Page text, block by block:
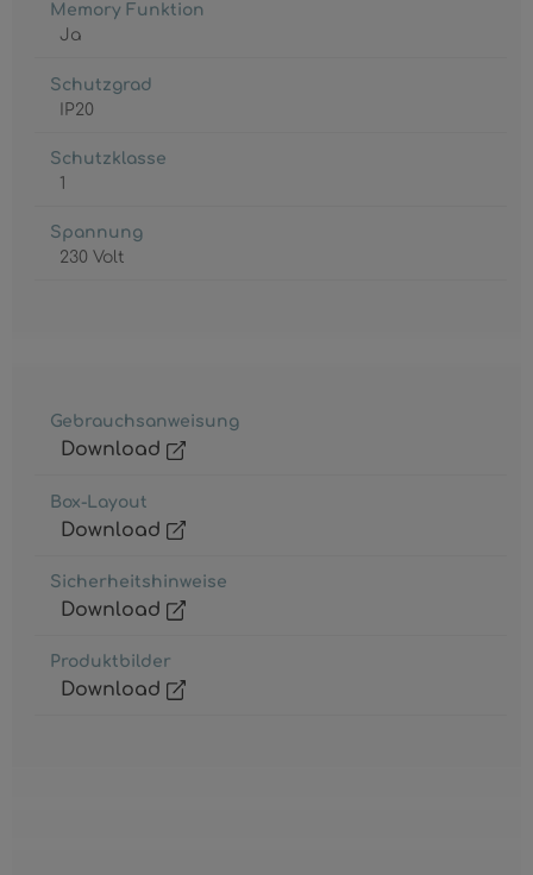
Memory Funktion
Ja
Schutzgrad
IP20
Schutzklasse
1
Spannung
230 Volt
Gebrauchsanweisung
Download
Box-Layout
Download
Sicherheitshinweise
Download
Produktbilder
Download